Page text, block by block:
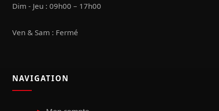
Dim - Jeu : 09h00 – 17h00
Ven & Sam : Fermé
NAVIGATION